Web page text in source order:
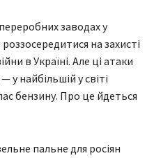
заводах у
на захисті
в Україні. Але ці атаки
у найбільшій у світі
бензину. Про це йдеться
пальне для росіян